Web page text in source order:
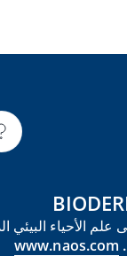
www.naos.com